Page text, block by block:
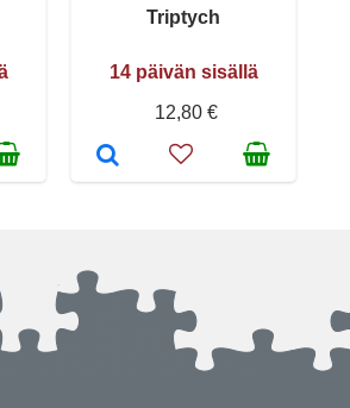
Triptych
14 päivän sisällä
12,80 €